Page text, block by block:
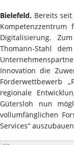
Bielefeld. Bereits
Digitalisierung.
Thomann-Stahl
Innovation die
Förderwettbewerb
regionale
Gütersloh nun
vollumfänglichen
Services“